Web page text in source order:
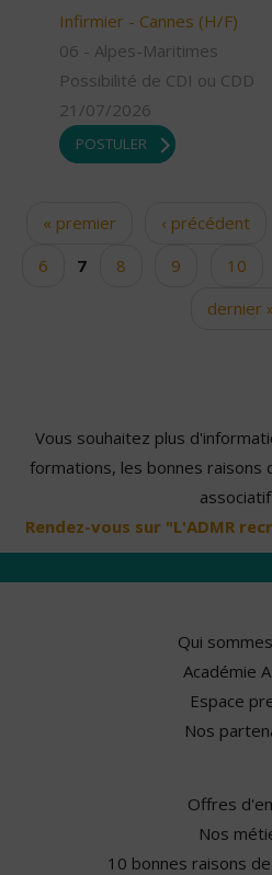
Infirmier - Cannes (H/F)
06 - Alpes-Maritimes
Possibilité de CDI ou CDD
21/07/2026
POSTULER
Pages« premier ‹ précédent
6
7 8 9 10
dernier
Vous souhaitez plus
formations, les bonnes
Rendez-vous sur "L'ADMR
Qui
Académie
Espace
Nos
Offres
Nos
10 bonnes raisons